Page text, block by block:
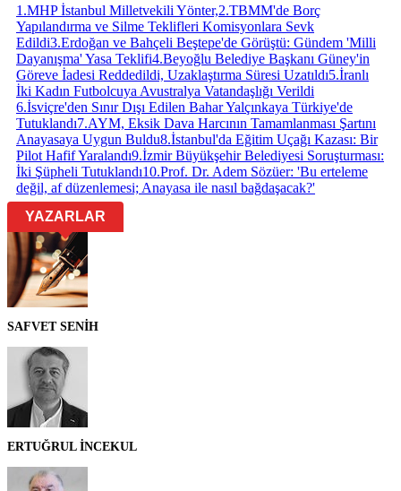
1 .MHP İstanbul Milletvekili Yönter,2.TBMM'de Borç
Yapılandırma ve Silme Teklifleri Komisyonlara Sevk
Edildi3.Erdoğan ve Bahçeli Beştepe'de Görüştü: Gündem 'Milli
Dayanışma' Yasa Teklifi4.Beyoğlu Belediye Başkanı Güney'in
Göreve İadesi Reddedildi, Uzaklaştırma Süresi Uzatıldı5.İranlı
İki Kadın Futbolcuya Avustralya Vatandaşlığı Verildi
6.İsviçre'den Sınır Dışı Edilen Bahar Yalçınkaya Türkiye'de
Tutuklandı7.AYM, Eksik Dava Harcının Tamamlanması Şartını
Anayasaya Uygun Buldu8.İstanbul'da Eğitim Uçağı Kazası: Bir
Pilot Hafif Yaralandı9.İzmir Büyükşehir Belediyesi Soruşturması:
İki Şüpheli Tutuklandı10.Prof. Dr. Adem Sözüer: 'Bu erteleme
değil, af düzenlemesi; Anayasa ile nasıl bağdaşacak?'
YAZARLAR
SAFVET SENİH
ERTUĞRUL İNCEKUL